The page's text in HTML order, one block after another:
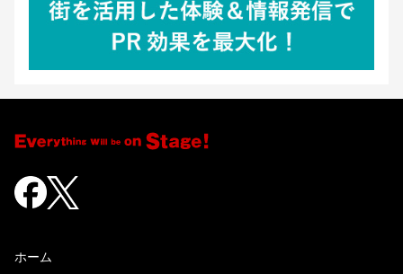
ホーム